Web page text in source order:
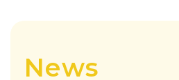
News